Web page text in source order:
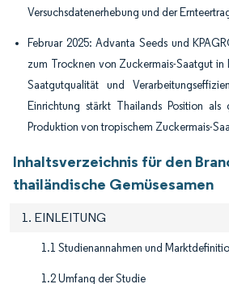
Versuchsdatenerhebung und der
Februar 2025: Advanta Seeds und
zum Trocknen von Zuckermais-Saatgut
Saatgutqualität und
Einrichtung stärkt Thailands Position
Produktion von tropischem Zuckermais-
Inhaltsverzeichnis für den
thailändische Gemüsesamen
1. EINLEITUNG
1.1 Studienannahmen und
1.2 Umfang der Studie